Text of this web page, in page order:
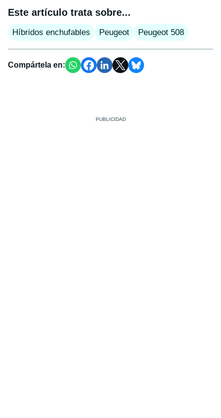
Este artículo trata sobre...
Híbridos enchufables Peugeot Peugeot 508
Compártela en: